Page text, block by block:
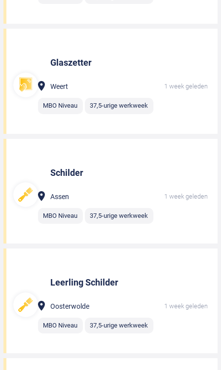
Glaszetter
Weert 1 week geleden
MBO Niveau 37,5-urige werkweek
Schilder
Assen 1 week geleden
MBO Niveau 37,5-urige werkweek
Leerling Schilder
Oosterwolde 1 week geleden
MBO Niveau 37,5-urige werkweek